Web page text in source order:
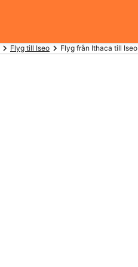
Flyg till Iseo Flyg från Ithaca till Iseo